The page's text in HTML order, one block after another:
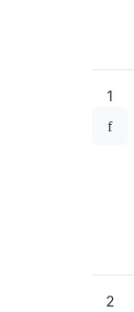
1
2